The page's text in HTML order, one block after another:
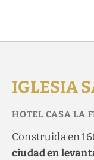
IGLESIA
Construida en
ciudad en